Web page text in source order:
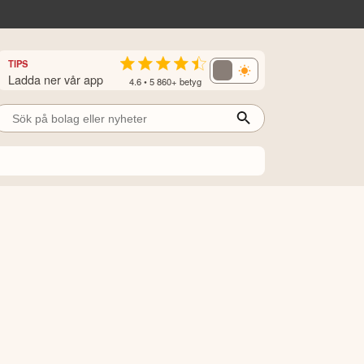
TIPS
Ladda ner vår app 4.6 • 5 860+ betyg